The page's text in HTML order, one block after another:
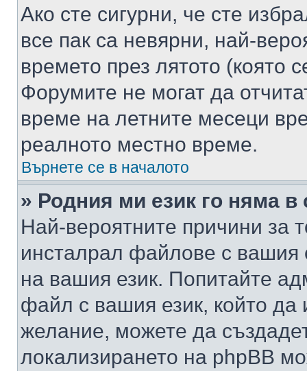
Ако сте сигурни, че сте
все пак са невярни, най-
времето през лятото (която
Форумите не могат да
време на летните месеци
реалното местно време.
Върнете се в началото
» Родния ми език го няма в
Най-вероятните причини за
инсталрал файлове с вашия
на вашия език. Попитайте
файл с вашия език, който да
желание, можете да
локализирането на phpBB